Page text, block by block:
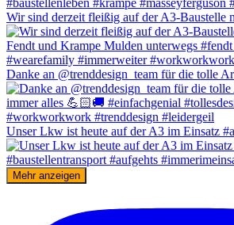
Wir sind derzeit fleißig auf der A3-Baustelle
Danke an @trenddesign_team für die tolle
Unser Lkw ist heute auf der A3 im Einsatz
Mehr anzeigen